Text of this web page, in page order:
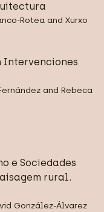
Rotea and Xurxo
Intervenciones
and Rebeca
e Sociedades
rural.
González-Álvarez